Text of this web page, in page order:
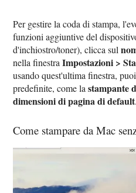
Per gestire la coda di stampa,
funzioni aggiuntive del
d'inchiostro/toner), clicca sul
nella finestraImpostazioni >
usando quest'ultima finestra,
predefinite, come lastampante
dimensioni di pagina di default.
Come stampare da Mac